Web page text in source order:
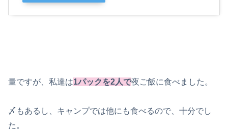
量ですが、私達は1パックを2人で夜ご飯に食べました。
〆もあるし、キャンプでは他にも食べるので、十分でし
た。